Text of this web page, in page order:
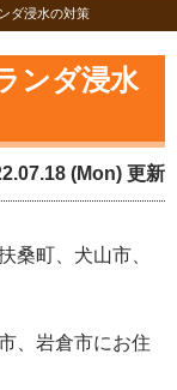
ダ浸水の対策
ンダ浸水
(Mon) 更新
桑町、犬山市、
、岩倉市にお住